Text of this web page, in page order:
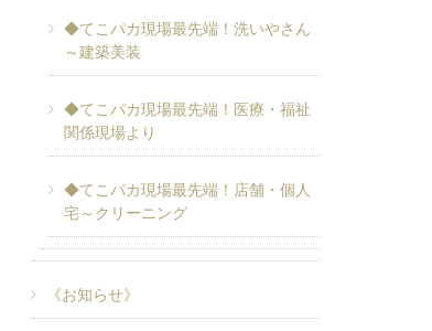
◆てこパカ現場最先端！洗いやさん
～建築美装
◆てこパカ現場最先端！医療・福祉
関係現場より
◆てこパカ現場最先端！店舗・個人
宅～クリーニング
《お知らせ》